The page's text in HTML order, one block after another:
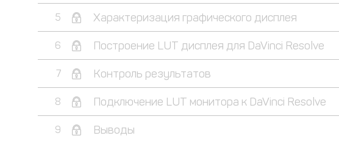
5 Характеризация графического дисплея
6 Построение LUT дисплея для DaVinci Resolve
7 Контроль результатов
8 Подключение LUT монитора к DaVinci Resolve
9 Выводы